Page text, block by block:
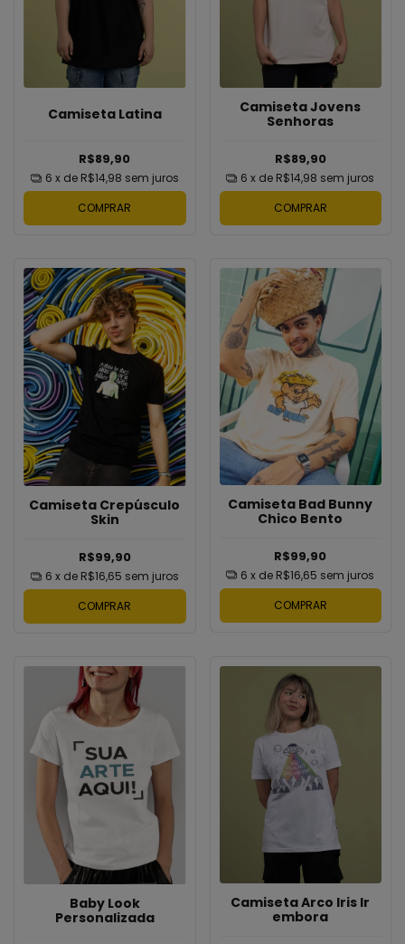
Camiseta Latina
R$89,90
6 x de R$14,98 sem juros
COMPRAR
Camiseta Jovens
Senhoras
R$89,90
6 x de R$14,98 sem juros
COMPRAR
Camiseta Crepúsculo
Skin
R$99,90
6 x de R$16,65 sem juros
COMPRAR
Camiseta Bad Bunny
Chico Bento
R$99,90
6 x de R$16,65 sem juros
COMPRAR
Baby Look
Personalizada
Camiseta Arco Iris Ir
embora